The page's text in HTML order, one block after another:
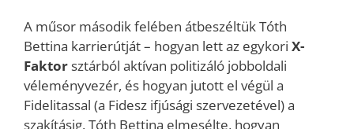
A műsor második felében átbeszéltük Tóth
Bettina karrierútját – hogyan lett az egykori X-
Faktor sztárból aktívan politizáló jobboldali
véleményvezér, és hogyan jutott el végül a
Fidelitassal (a Fidesz ifjúsági szervezetével) a
szakításig. Tóth Bettina elmesélte, hogyan